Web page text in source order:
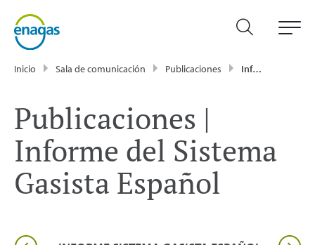
Inicio Sala de comunicación Publicaciones Informe Sistema Gasista Español
Publicaciones |
Informe del Sistema
Gasista Español